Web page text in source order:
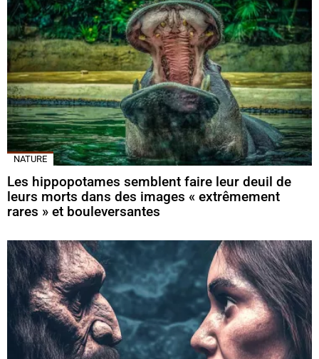
NATURE
Les hippopotames semblent faire leur deuil de
leurs morts dans des images « extrêmement
rares » et bouleversantes